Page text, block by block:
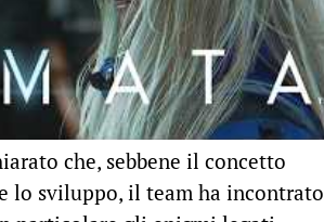
che, sebbene il concetto
lo sviluppo, il team ha incontrato